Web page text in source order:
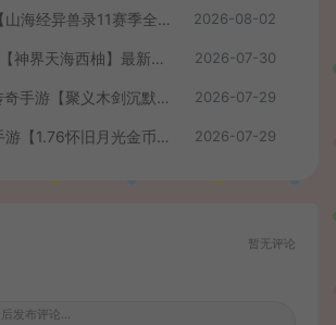
卡牌回合手游【山海经异兽录11赛季全人物代金券内购版】最新整理WIN系服务端+授权GM后台+管理后台+热更修改工具+安卓+详细搭建教程 2026-08-02
GGE2互通西游【神界天海西柚】最新整理Win系服务端+安卓苹果PC三端+内置GM工具+全套源码+详细搭建教程+视频教程 2026-07-30
RED三端引擎传奇手游【聚义木剑沉默高仿嘟嘟沉默】最新整理Win系服务端+安卓苹果PC三端+详细搭建教程 2026-07-29
战神引擎传奇手游【1.76怀旧月光金币版】最新整理Win系复古服务端+安卓苹果双端+GM授权物品后台+详细搭建教程 2026-07-29
暂无评论